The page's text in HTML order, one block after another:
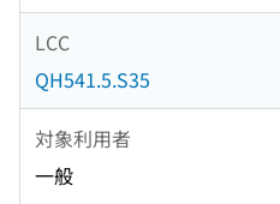
LCC
QH541.5.S35
対象利用者
一般